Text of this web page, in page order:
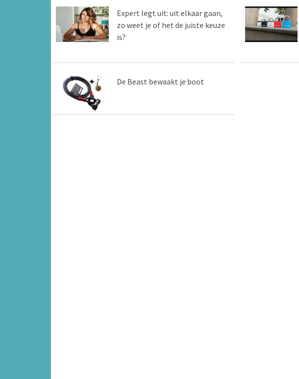
Expert legt uit: uit elkaar gaan,
zo weet je of het de juiste keuze
is?
De Beast bewaakt je boot